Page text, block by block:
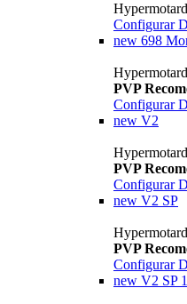
Configurar
new 698
PVP
Configurar
new V2
PVP
Configurar
new V2 SP
PVP
Configurar
new V2 SP